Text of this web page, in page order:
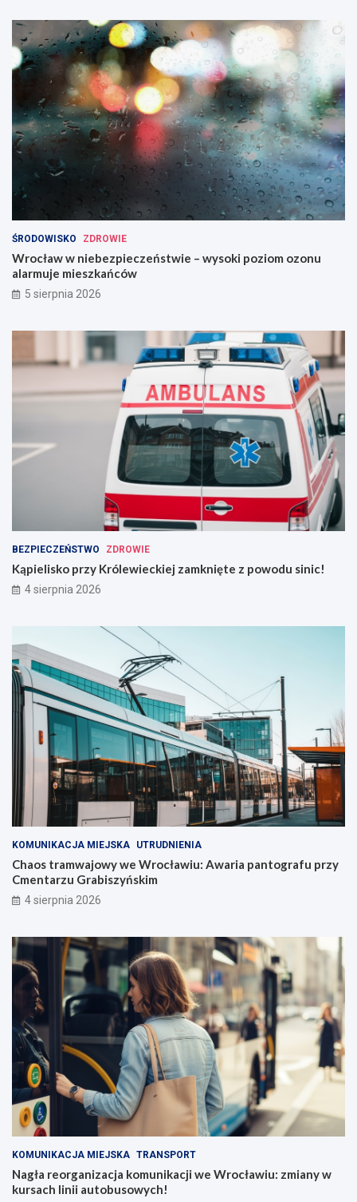
ŚRODOWISKO ZDROWIE
Wrocław w niebezpieczeństwie – wysoki poziom ozonu
alarmuje mieszkańców
5 sierpnia 2026
BEZPIECZEŃSTWO ZDROWIE
Kąpielisko przy Królewieckiej zamknięte z powodu sinic!
4 sierpnia 2026
KOMUNIKACJA MIEJSKA UTRUDNIENIA
Chaos tramwajowy we Wrocławiu: Awaria pantografu przy
Cmentarzu Grabiszyńskim
4 sierpnia 2026
KOMUNIKACJA MIEJSKA TRANSPORT
Nagła reorganizacja komunikacji we Wrocławiu: zmiany w
kursach linii autobusowych!